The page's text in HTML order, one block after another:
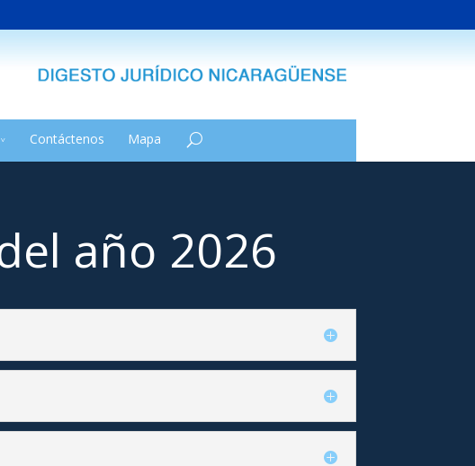
Contáctenos Mapa
año 2026